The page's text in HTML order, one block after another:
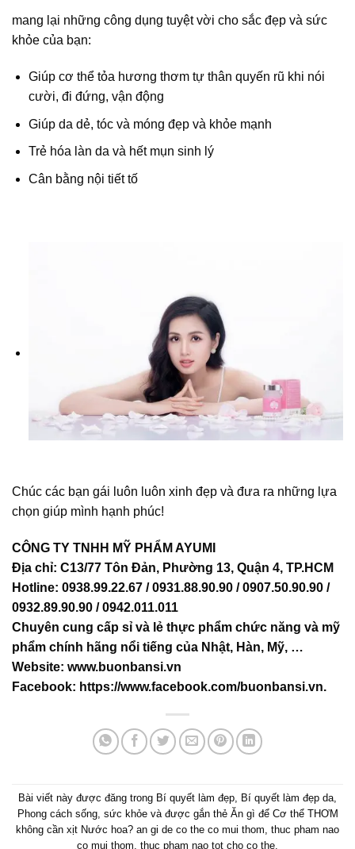
mang lại những công dụng tuyệt vời cho sắc đẹp và sức
khỏe của bạn:
Giúp cơ thể tỏa hương thơm tự thân quyến rũ khi nói
cười, đi đứng, vận động
Giúp da dẻ, tóc và móng đẹp và khỏe mạnh
Trẻ hóa làn da và hết mụn sinh lý
Cân bằng nội tiết tố
Chúc các bạn gái luôn luôn xinh đẹp và đưa ra những lựa
chọn giúp mình hạnh phúc!
CÔNG TY TNHH MỸ PHẨM AYUMI
Địa chỉ: C13/77 Tôn Đản, Phường 13, Quận 4, TP.HCM
Hotline: 0938.99.22.67 / 0931.88.90.90 / 0907.50.90.90 /
0932.89.90.90 / 0942.011.011
Chuyên cung cấp sỉ và lẻ thực phẩm chức năng và mỹ
phẩm chính hãng nổi tiếng của Nhật, Hàn, Mỹ, …
Website: www.buonbansi.vn
Facebook: https://www.facebook.com/buonbansi.vn.
Bài viết này được đăng trong Bí quyết làm đẹp Bí quyết làm đẹp da
Phong cách sống, sức khỏevà được gắn thẻ Ăn gì để Cơ thể THƠM
không cần xịt Nước hoa? an gi de co the co mui thom thuc pham nao
co mui thom thuc pham nao tot cho co the